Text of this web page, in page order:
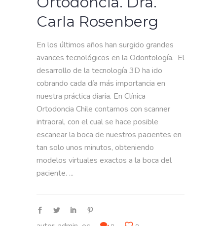
Carla Rosenberg
En los últimos años han surgido grandes
avances tecnológicos en la Odontología. El
desarrollo de la tecnología 3D ha ido
cobrando cada día más importancia en
nuestra práctica diaria. En Clínica
Ortodoncia Chile contamos con scanner
intraoral, con el cual se hace posible
escanear la boca de nuestros pacientes en
tan solo unos minutos, obteniendo
modelos virtuales exactos a la boca del
paciente.